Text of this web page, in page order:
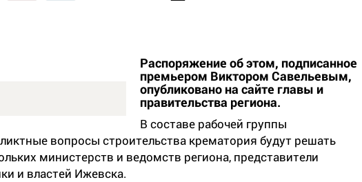
Распоряжение об этом, подписанное
премьером Виктором Савельевым,
опубликовано на сайте главы и
правительства региона.
В составе рабочей группы
вопросы строительства крематория будут решать
министерств и ведомств региона, представители
и властей Ижевска.